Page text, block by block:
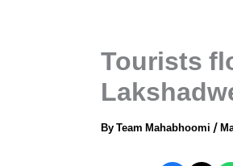
Tourists
ByTeam Mahabhoomi /